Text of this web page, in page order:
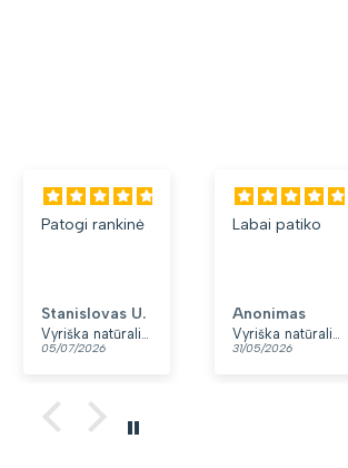
rankinė
U.
Vyriška natūralios odos rankinė per petį „Rovicky“, juoda
Labai patiko
Vyriška natūralios odos rankinė per petį „Rovicky“, juoda, su užtrauktuku